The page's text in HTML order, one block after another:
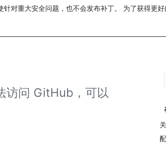
针对重大安全问题，也不会发布补丁。 为了获得更
访问 GitHub，可以